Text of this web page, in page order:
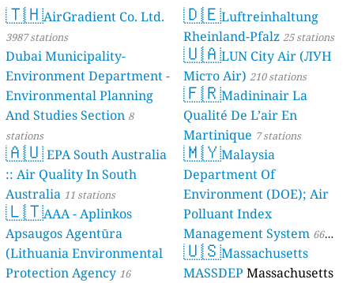
🇹🇭AirGradient Co. Ltd.
3987 stations
Dubai Municipality-
Environment Department -
Environmental Planning
And Studies Section 8
stations
🇦🇺EPA South Australia
:: Air Quality In South
Australia 11 stations
🇱🇹AAA - Aplinkos
Apsaugos Agentūra
(Lithuania Environmental
Protection Agency 16
🇩🇪Luftreinhaltung
Rheinland-Pfalz 25 stations
🇺🇦LUN City Air (ЛУН
Місто Air) 210 stations
🇫🇷Madininair La
Qualité De L’air En
Martinique 7 stations
🇲🇾Malaysia
Department Of
Environment (DOE); Air
Polluant Index
Management System 66
stations
🇺🇸Massachusetts
MASSDEP Massachusetts